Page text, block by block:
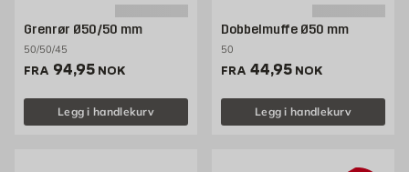
Grenrør Ø50/50 mm
50/50/45
FRA Pris 94.95 NOK /stk
94,95 NOK
Legg i handlekurv
Dobbelmuffe Ø50 mm
50
FRA Pris 44.95 NOK /stk
44,95 NOK
Legg i handlekurv